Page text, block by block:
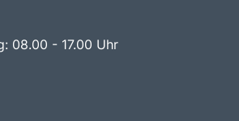
08.00 - 17.00 Uhr